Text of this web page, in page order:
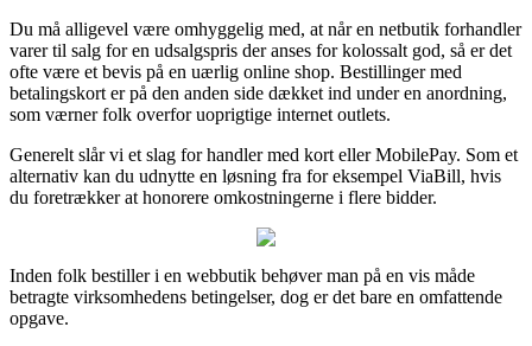
Du må alligevel være omhyggelig med, at når en netbutik forhandler
varer til salg for en udsalgspris der anses for kolossalt god, så er det
ofte være et bevis på en uærlig online shop. Bestillinger med
betalingskort er på den anden side dækket ind under en anordning,
som værner folk overfor uoprigtige internet outlets.
Generelt slår vi et slag for handler med kort eller MobilePay. Som et
alternativ kan du udnytte en løsning fra for eksempel ViaBill, hvis
du foretrækker at honorere omkostningerne i flere bidder.
Inden folk bestiller i en webbutik behøver man på en vis måde
betragte virksomhedens betingelser, dog er det bare en omfattende
opgave.